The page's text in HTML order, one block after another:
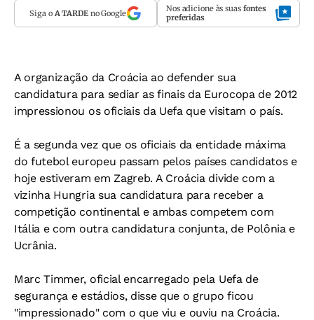
Siga o A TARDEno Google Nos adicione às suas fontes
preferidas
A organização da Croácia ao defender sua
candidatura para sediar as finais da Eurocopa de 2012
impressionou os oficiais da Uefa que visitam o país.
É a segunda vez que os oficiais da entidade máxima
do futebol europeu passam pelos países candidatos e
hoje estiveram em Zagreb. A Croácia divide com a
vizinha Hungria sua candidatura para receber a
competição continental e ambas competem com
Itália e com outra candidatura conjunta, de Polônia e
Ucrânia.
Marc Timmer, oficial encarregado pela Uefa de
segurança e estádios, disse que o grupo ficou
"impressionado" com o que viu e ouviu na Croácia.